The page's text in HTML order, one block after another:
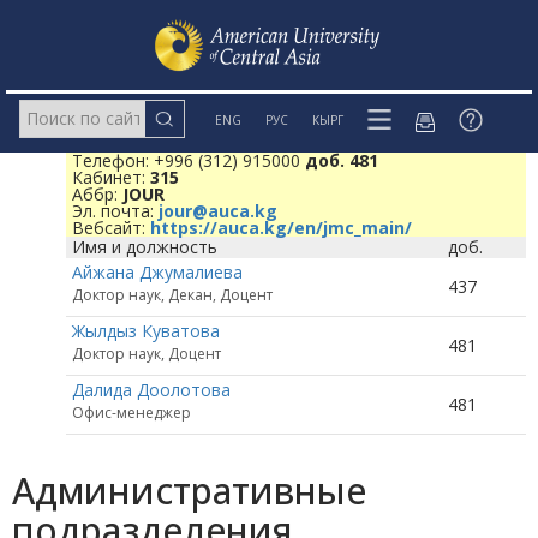
ENG РУС КЫРГ
Телефон: +996 (312) 915000 доб. 481
Кабинет: 315
Аббр: JOUR
Эл. почта: jour@auca.kg
Вебсайт: https://auca.kg/en/jmc_main/
Имя и должность
доб.
Айжана Джумалиева
Доктор наук, Декан, Доцент
437
Жылдыз Куватова
Доктор наук, Доцент
481
Далида Доолотова
Офис-менеджер 481
Административные